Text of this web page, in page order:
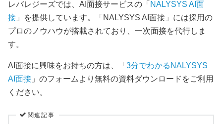
レバレジーズでは、AI面接サービスの「 NALYSYS AI面
接 」を提供しています。「NALYSYS AI面接」には採用の
プロのノウハウが搭載されており、一次面接を代行しま
す。
AI面接に興味をお持ちの方は、「 3分でわかるNALYSYS
AI面接 」のフォームより無料の資料ダウンロードをご利用
ください。
関連記事